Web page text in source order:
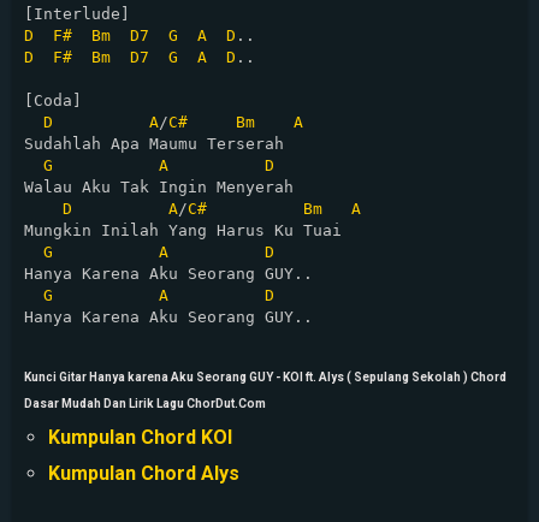
D
F# Bm D7 G A D
D
F# Bm D7 G A D ..
[Coda]
D
A/C# Bm
A
Sudahlah Apa Maumu Terserah
G
A
D
Walau Aku Tak Ingin Menyerah
D
A/C# Bm
A
Mungkin Inilah Yang Harus Ku Tuai
G
A
D
Hanya Karena Aku Seorang GUY..
G
A
D
Hanya Karena Aku Seorang GUY..
Kunci Gitar Hanya karena Aku Seorang GUY - KOI ft. Alys ( Sepulang Sekolah ) Chord
Dasar Mudah Dan Lirik Lagu ChorDut.Com
Kumpulan Chord KOI
Kumpulan Chord Alys